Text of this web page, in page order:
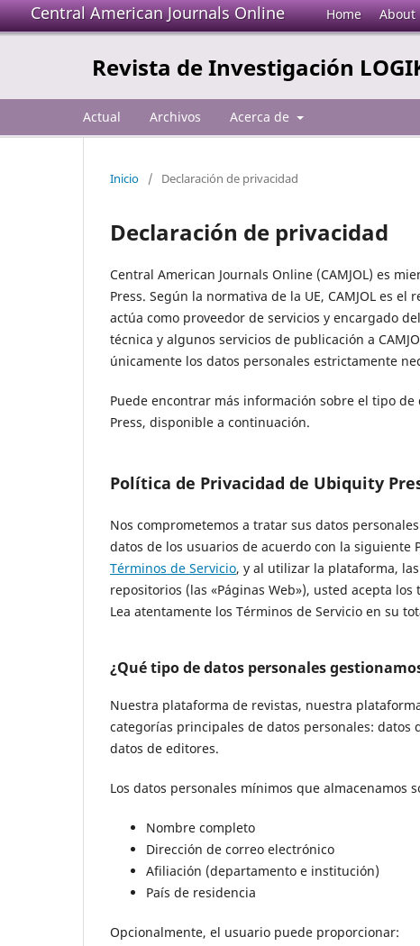
Central American Journals Online Home About
Revista de Investigación
Actual Archivos Acerca de
Inicio / Declaración de privacidad
Declaración de privacidad
Central American Journals Online (CAMJOL) es
Press. Según la normativa de la UE, CAMJOL es
actúa como proveedor de servicios y encargado
técnica y algunos servicios de publicación a
únicamente los datos personales estrictamente
Puede encontrar más información sobre el tipo
Press, disponible a continuación.
Política de Privacidad de Ubiquity
Nos comprometemos a tratar sus datos
datos de los usuarios de acuerdo con la siguiente
Términos de Servicio, y al utilizar la plataforma,
repositorios (las «Páginas Web»), usted acepta
Lea atentamente los Términos de Servicio en su
¿Qué tipo de datos personales
Nuestra plataforma de revistas, nuestra
categorías principales de datos personales:
datos de editores.
Los datos personales mínimos que almacenamos
Nombre completo
Dirección de correo electrónico
Afiliación (departamento e institución)
País de residencia
Opcionalmente, el usuario puede proporcionar: